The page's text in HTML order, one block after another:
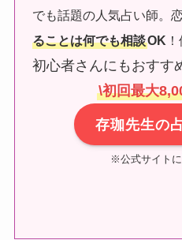
でも話題の人気占い師。
ることは何でも相談OK
初心者さんにもおすす
\初回最大
存珈先生の
※公式サイトに